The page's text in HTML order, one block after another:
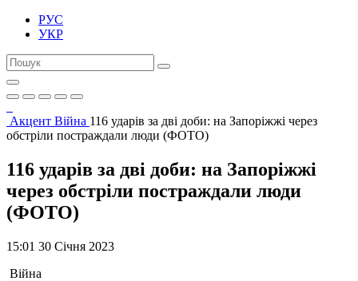
РУС
УКР
Акцент Війна 116 ударів за дві доби: на Запоріжжі через
обстріли постраждали люди (ФОТО)
116 ударів за дві доби: на Запоріжжі
через обстріли постраждали люди
(ФОТО)
15:01 30 Січня 2023
Війна